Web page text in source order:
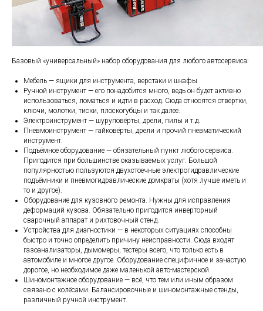
Базовый «универсальный» набор оборудования для любого автосервиса:
Мебель — ящики для инструмента, верстаки и шкафы.
Ручной инструмент — его понадобится много, ведь он будет активно
использоваться, ломаться и идти в расход. Сюда относятся отвёртки,
ключи, молотки, тиски, плоскогубцы и так далее.
Электроинструмент — шуруповёрты, дрели, пилы и т.д.
Пневмоинструмент — гайковёрты, дрели и прочий пневматический
инструмент.
Подъёмное оборудование — обязательный пункт любого сервиса.
Пригодится при большинстве оказываемых услуг. Большой
популярностью пользуются двухстоечные электрогидравлические
подъёмники и пневмогидравлические домкраты (хотя лучше иметь и
то и другое).
Оборудование для кузовного ремонта. Нужны для исправления
деформаций кузова. Обязательно пригодится инверторный
сварочный аппарат и рихтовочный стенд.
Устройства для диагностики — в некоторых ситуациях способны
быстро и точно определить причину неисправности. Сюда входят
газоанализаторы, дымомеры, тестеры всего, что только есть в
автомобиле и многое другое. Оборудование специфичное и зачастую
дорогое, но необходимое даже маленькой авто-мастерской.
Шиномонтажное оборудование — всё, что тем или иным образом
связано с колёсами. Балансировочные и шиномонтажные стенды,
различный ручной инструмент.